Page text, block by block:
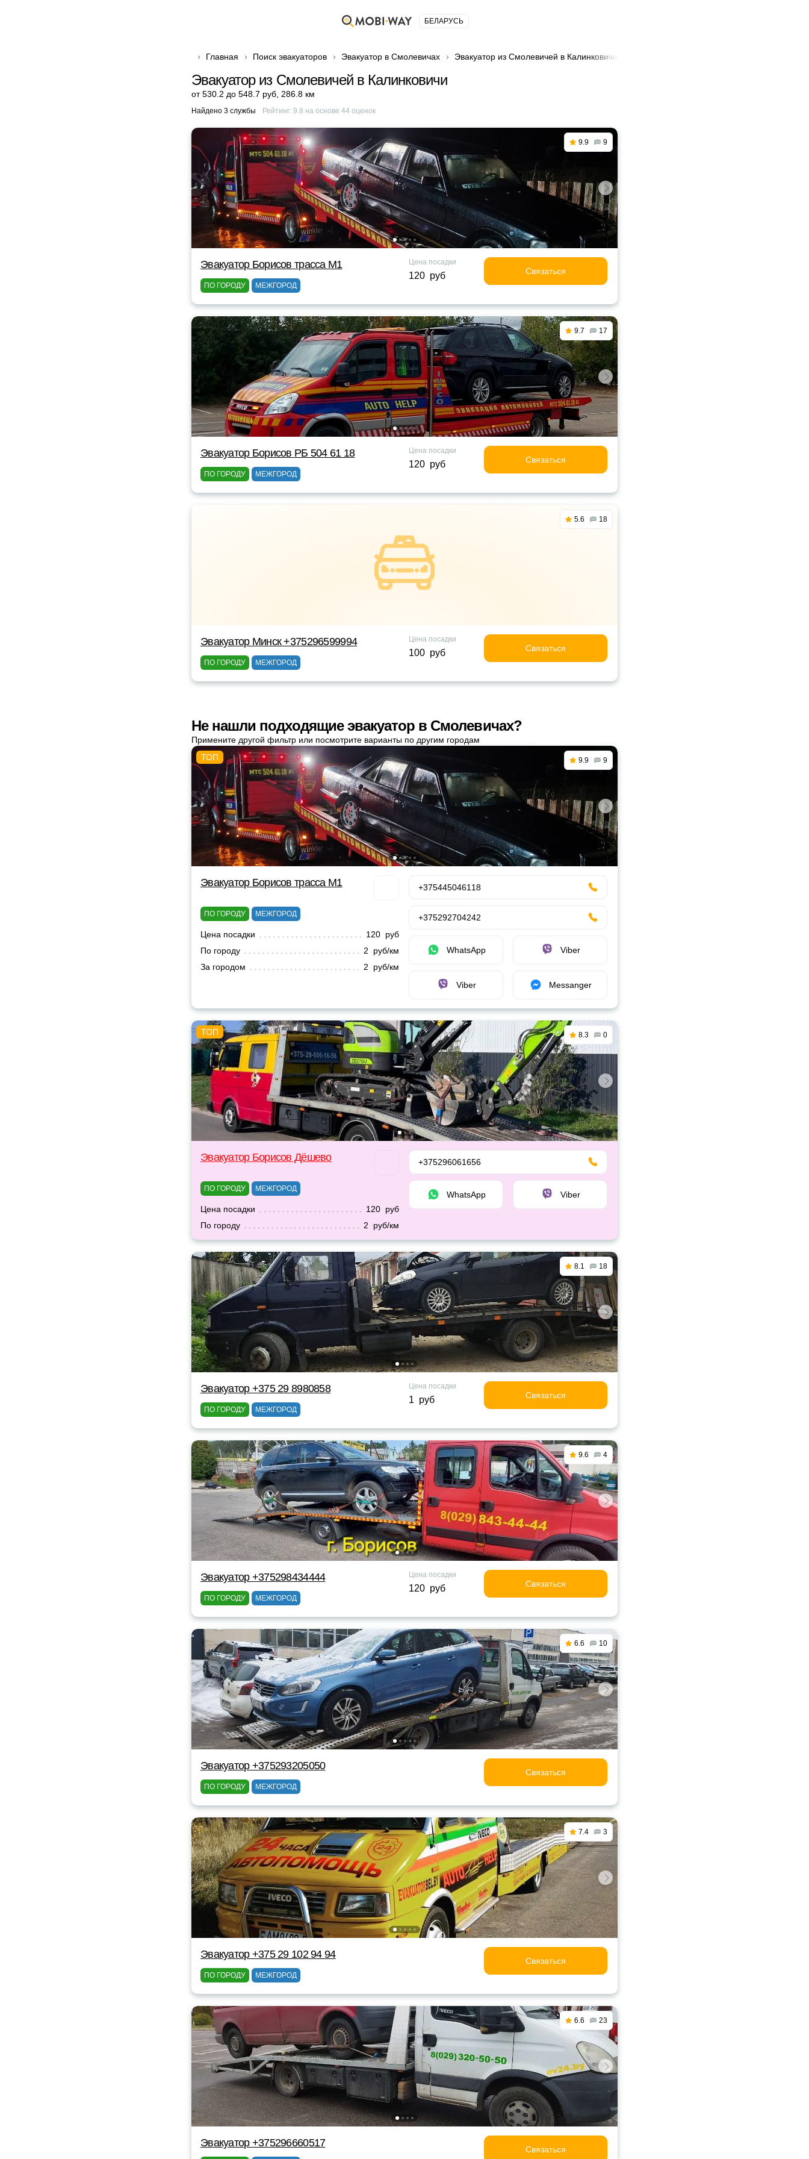
БЕЛАРУСЬ
Главная Поиск эвакуаторов Эвакуатор в Смолевичах Эвакуатор из Смолевичей в Калинковичи
Эвакуатор из Смолевичей в Калинковичи
от 530.2 до 548.7 руб 286.8 км
Найдено 3 службы Рейтинг: 9.8 на основе 44оценок
9.9 9
Эвакуатор Борисов трасса М1
ПО ГОРОДУ МЕЖГОРОД
Цена посадки
120 руб Связаться
9.7 17
Эвакуатор Борисов РБ 504 61 18
ПО ГОРОДУ МЕЖГОРОД
Цена посадки
120 руб Связаться
5.6 18
Эвакуатор Минск +375296599994
ПО ГОРОДУ МЕЖГОРОД
Цена посадки
100 руб Связаться
Не нашли подходящие эвакуатор в Смолевичах?
Примените другой фильтр или посмотрите варианты по другим городам
9.9 9
Эвакуатор Борисов трасса М1
ПО ГОРОДУ МЕЖГОРОД
Цена посадки
120 руб
По городу
2 руб/км
За городом
2 руб/км
+375445046118
+375292704242
WhatsApp Viber
Viber Messanger
8.3 0
Эвакуатор Борисов Дёшево
ПО ГОРОДУ МЕЖГОРОД
Цена посадки
120 руб
По городу
2 руб/км
+375296061656
WhatsApp Viber
8.1 18
Эвакуатор +375 29 8980858
ПО ГОРОДУ МЕЖГОРОД
Цена посадки
1 руб Связаться
9.6 4
Эвакуатор +375298434444
ПО ГОРОДУ МЕЖГОРОД
Цена посадки
120 руб Связаться
6.6 10
Эвакуатор +375293205050
ПО ГОРОДУ МЕЖГОРОД
Связаться
7.4 3
Эвакуатор +375 29 102 94 94
ПО ГОРОДУ МЕЖГОРОД
Связаться
6.6 23
Эвакуатор +375296660517
Связаться